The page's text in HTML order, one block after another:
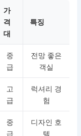
가
격
대
특징
중
급
전망 좋은
객실
고
급
럭셔리 경
험
중
급
디자인 호
텔